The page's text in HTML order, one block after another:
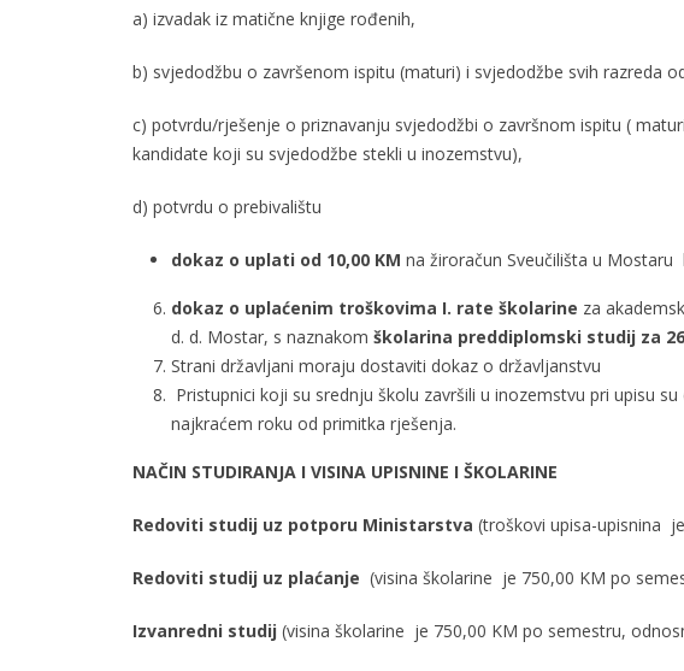
a) izvadak iz matične knjige rođenih,
b) svjedodžbu o završenom ispitu (maturi) i svjedodžbe svih razreda
c) potvrdu/rješenje o priznavanju svjedodžbi o završnom ispitu (
kandidate koji su svjedodžbe stekli u inozemstvu),
d) potvrdu o prebivalištu
dokaz o uplati od 10,00 KM na žiroračun Sveučilišta u Mostaru
dokaz o uplaćenim troškovima I. rate školarine za
d. d. Mostar, s naznakom školarina preddiplomski studij za
Strani državljani moraju dostaviti dokaz o državljanstvu
Pristupnici koji su srednju školu završili u inozemstvu pri upisu
najkraćem roku od primitka rješenja.
NAČIN STUDIRANJA I VISINA UPISNINE I ŠKOLARINE
Redoviti studij uz potporu Ministarstva (troškovi upisa-upisnina
Redoviti studij uz plaćanje (visina školarine je 750,00 KM po
Izvanredni studij (visina školarine je 750,00 KM po semestru,